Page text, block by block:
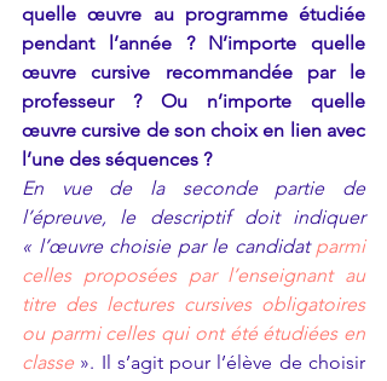
quelle œuvre au programme étudiée
pendant l’année ? N’importe quelle
œuvre cursive recommandée par le
professeur ? Ou n’importe quelle
œuvre cursive de son choix en lien avec
l’une des séquences ?
En vue de la seconde partie de
l’épreuve, le descriptif doit indiquer
« l’œuvre choisie par le candidat parmi
celles proposées par l’enseignant au
titre des lectures cursives obligatoires
ou parmi celles qui ont été étudiées en
classe ». Il s’agit pour l’élève de choisir